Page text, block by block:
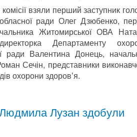
взяли перший заступник
ради Олег Дзюбенко,
Житомирської ОВА
Департаменту
ради Валентина Донець,
Сечін, представники
охорони здоровʼя.
Лузан здобули